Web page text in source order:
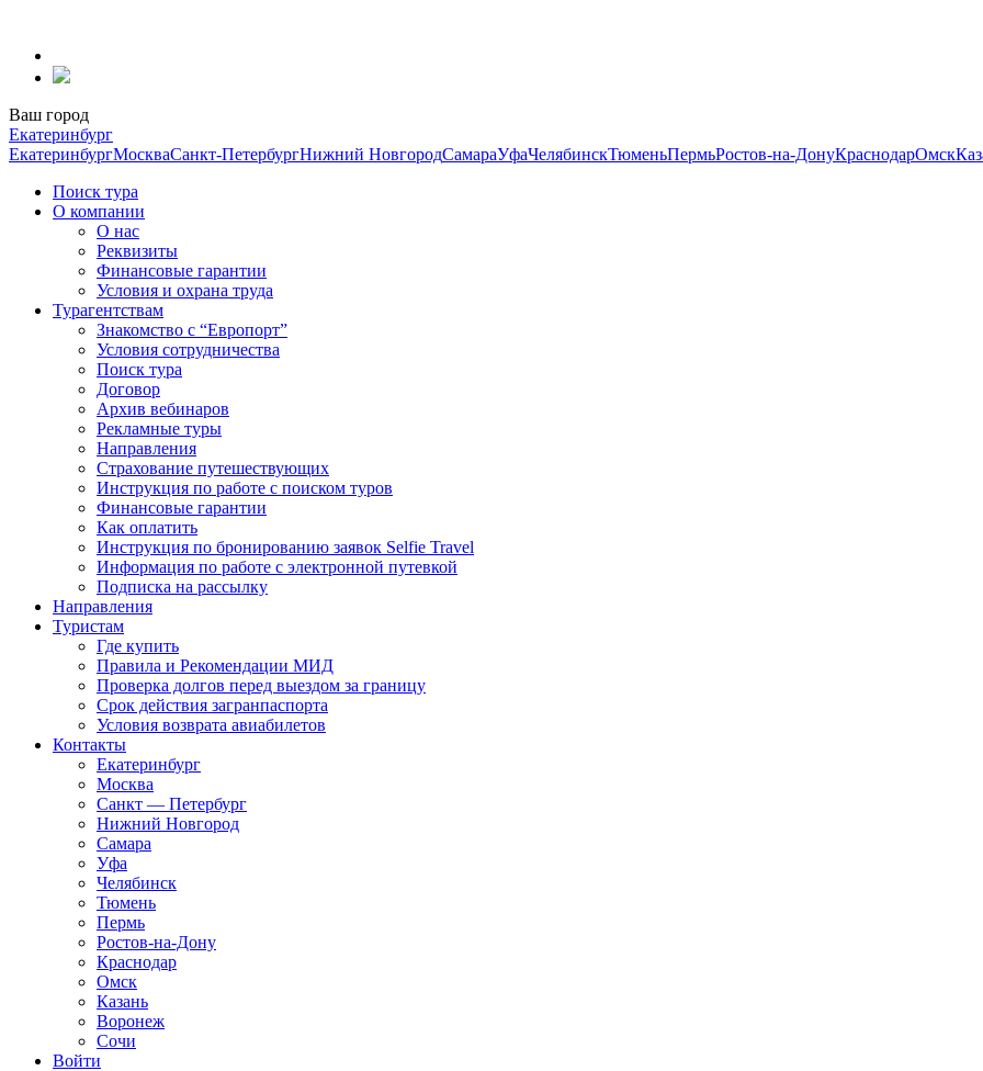
содержанию
Ваш город
Екатеринбург
ЕкатеринбургМоскваСанкт-ПетербургНижний НовгородСамараУфаЧелябинскТюменьПермьРостов-на-ДонуКраснодарОмск
Поиск тура
О компании
О нас
Реквизиты
Финансовые гарантии
Условия и охрана труда
Турагентствам
Знакомство с “Европорт”
Условия сотрудничества
Поиск тура
Договор
Архив вебинаров
Рекламные туры
Направления
Страхование путешествующих
Инструкция по работе с поиском туров
Финансовые гарантии
Как оплатить
Инструкция по бронированию заявок Selfie Travel
Информация по работе с электронной путевкой
Подписка на рассылку
Направления
Туристам
Где купить
Правила и Рекомендации МИД
Проверка долгов перед выездом за границу
Срок действия загранпаспорта
Условия возврата авиабилетов
Контакты
Екатеринбург
Москва
Санкт — Петербург
Нижний Новгород
Самара
Уфа
Челябинск
Тюмень
Пермь
Ростов-на-Дону
Краснодар
Омск
Казань
Воронеж
Сочи
Войти